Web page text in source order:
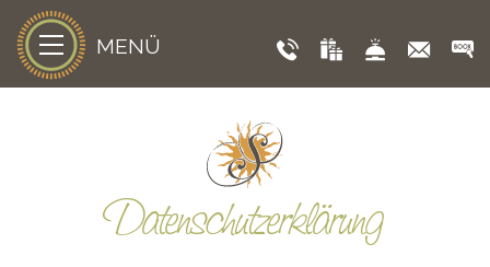
MENÜ
Datenschutzerklärung